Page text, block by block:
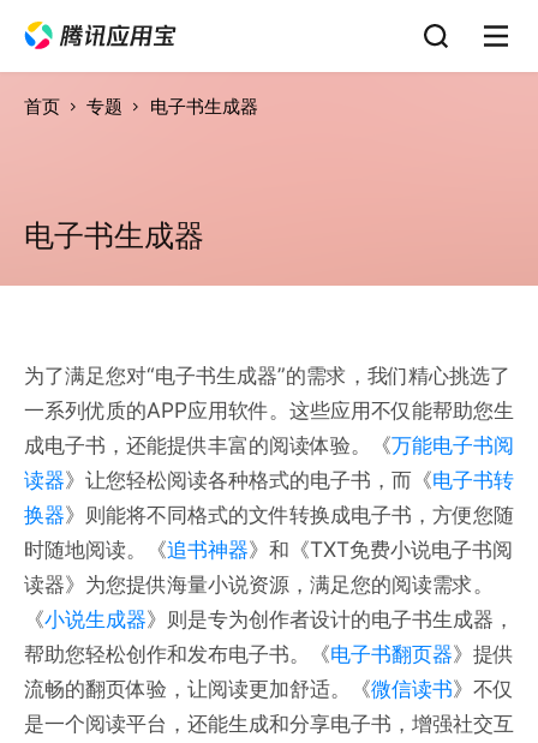
首页 专题 电子书生成器
电子书生成器
为了满足您对“电子书生成器”的需求，我们精心挑选了
一系列优质的APP应用软件。这些应用不仅能帮助您生
成电子书，还能提供丰富的阅读体验。《万能电子书阅
读器》让您轻松阅读各种格式的电子书，而《电子书转
换器》则能将不同格式的文件转换成电子书，方便您随
时随地阅读。《追书神器》和《TXT免费小说电子书阅
读器》为您提供海量小说资源，满足您的阅读需求。
《小说生成器》则是专为创作者设计的电子书生成器，
帮助您轻松创作和发布电子书。《电子书翻页器》提供
流畅的翻页体验，让阅读更加舒适。《微信读书》不仅
是一个阅读平台，还能生成和分享电子书，增强社交互